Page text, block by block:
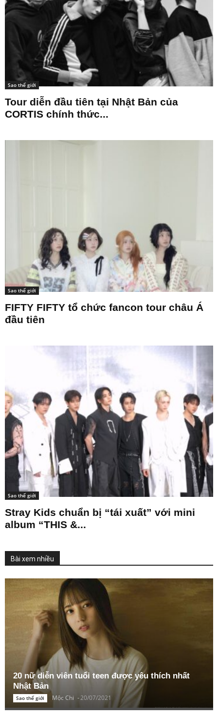
Sao thế giới
Tour diễn đầu tiên tại Nhật Bản của
CORTIS chính thức...
Sao thế giới
FIFTY FIFTY tổ chức fancon tour châu Á
đầu tiên
Sao thế giới
Stray Kids chuẩn bị “tái xuất” với mini
album “THIS &...
Bài xem nhiều
20 nữ diễn viên tuổi teen được yêu thích nhất
Nhật Bản
Sao thế giới Mộc Chi -20/07/2021